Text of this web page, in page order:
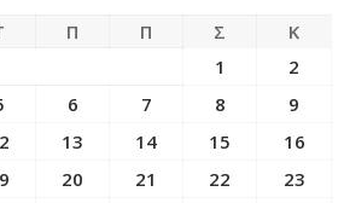
Π Π Σ
Κ
1
2
6 7 8
9
13 14 15
16
20 21 22
23